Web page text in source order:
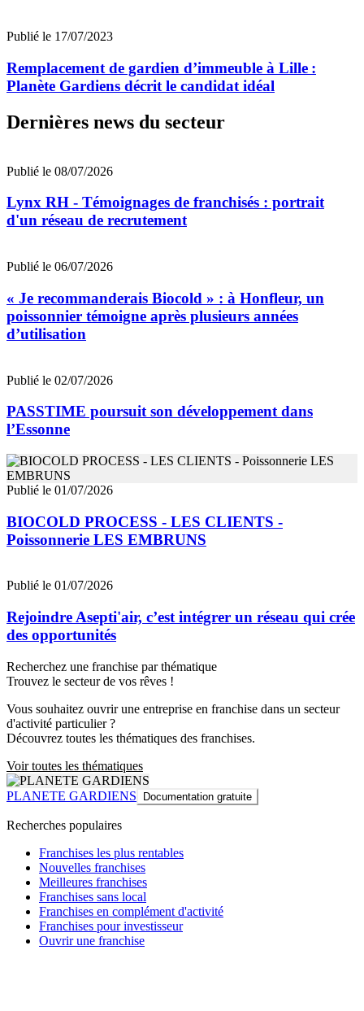
Publié le 17/07/2023
Remplacement de gardien d’immeuble à Lille :
Planète Gardiens décrit le candidat idéal
Dernières news du secteur
Publié le 08/07/2026
Lynx RH - Témoignages de franchisés : portrait
d'un réseau de recrutement
Publié le 06/07/2026
« Je recommanderais Biocold » : à Honfleur, un
poissonnier témoigne après plusieurs années
d’utilisation
Publié le 02/07/2026
PASSTIME poursuit son développement dans
l’Essonne
Publié le 01/07/2026
BIOCOLD PROCESS - LES CLIENTS -
Poissonnerie LES EMBRUNS
Publié le 01/07/2026
Rejoindre Asepti'air, c’est intégrer un réseau qui crée
des opportunités
Recherchez une franchise par thématique
Trouvez le secteur de vos rêves !
Vous souhaitez ouvrir une entreprise en franchise dans un secteur
d'activité particulier ?
Découvrez toutes les thématiques des franchises.
Voir toutes les thématiques
PLANETE GARDIENS Documentation gratuite
Recherches populaires
Franchises les plus rentables
Nouvelles franchises
Meilleures franchises
Franchises sans local
Franchises en complément d'activité
Franchises pour investisseur
Ouvrir une franchise